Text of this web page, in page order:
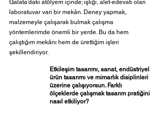
Galata’daki atölyem içinde; işliği, alet-edevatı olan
laboratuvar vari bir mekân. Deney yapmak,
malzemeyle çalışarak bulmak çalışma
yöntemlerimde önemli bir yerde. Bu da hem
çalıştığım mekânı hem de ürettiğim işleri
şekillendiriyor.
Etkileşim tasarımı, sanat, endüstriyel
ürün tasarımı ve mimarlık disiplinleri
üzerine çalışıyorsun. Farklı
ölçeklerde çalışmak tasarım pratiğini
nasıl etkiliyor?